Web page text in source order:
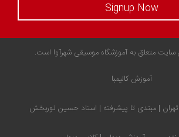
Signup Now
متعلق به آموزشگاه موسیقی شهرآوا است.
آموزش کالیمبا
| مبتدی تا پیشرفته | استاد حسین نوربخش